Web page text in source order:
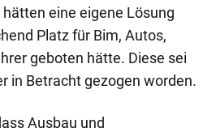
eine eigene Lösung
Platz für Bim, Autos,
geboten hätte. Diese sei
in Betracht gezogen worden.
Ausbau und